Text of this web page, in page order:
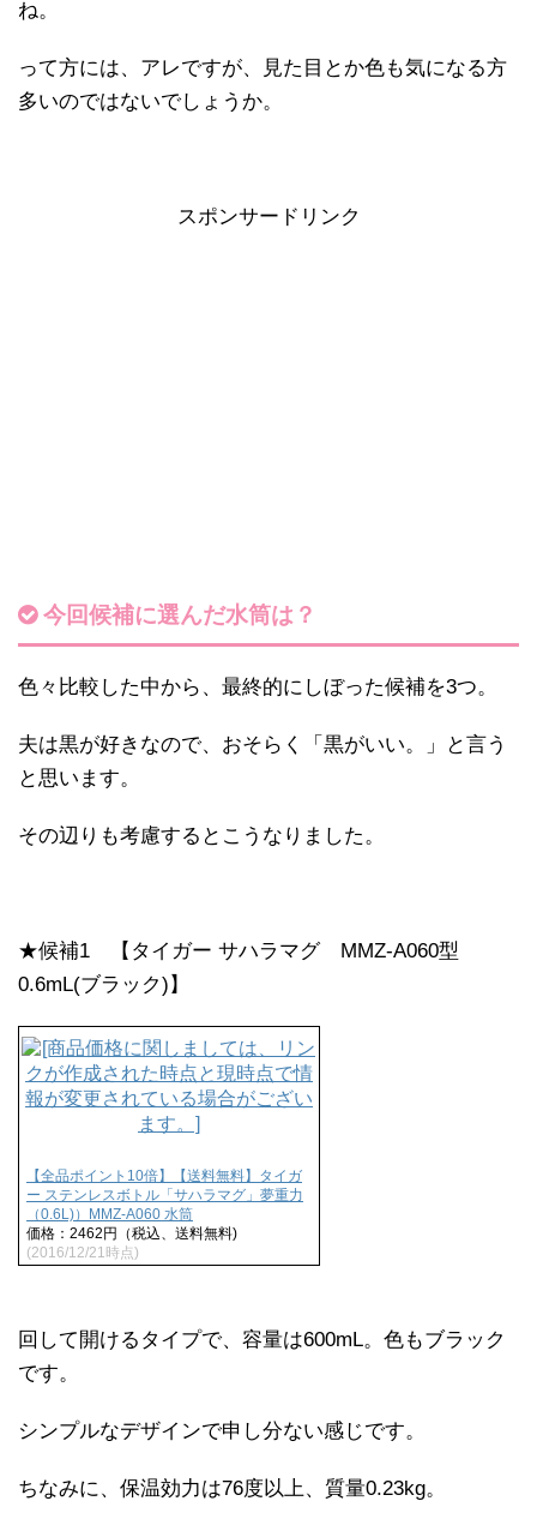
ね。
って方には、アレですが、見た目とか色も気になる方
多いのではないでしょうか。
スポンサードリンク
今回候補に選んだ水筒は？
色々比較した中から、最終的にしぼった候補を3つ。
夫は黒が好きなので、おそらく「黒がいい。」と言う
と思います。
その辺りも考慮するとこうなりました。
★候補1 【タイガー サハラマグ MMZ-A060型
0.6mL(ブラック)】
【全品ポイント10倍】【送料無料】タイガ
ー ステンレスボトル「サハラマグ」夢重力
（0.6L)）MMZ-A060 水筒
価格：2462円（税込、送料無料)
(2016/12/21時点)
回して開けるタイプで、容量は600mL。色もブラック
です。
シンプルなデザインで申し分ない感じです。
ちなみに、保温効力は76度以上、質量0.23kg。